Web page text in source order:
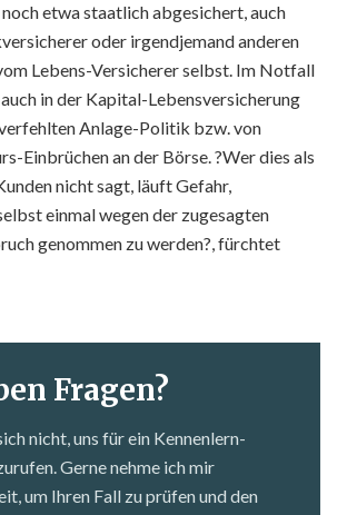
etwa staatlich abgesichert, auch
oder irgendjemand anderen
Lebens-Versicherer selbst. Im Notfall
in der Kapital-Lebensversicherung
Anlage-Politik bzw. von
Einbrüchen an der Börse. ?Wer dies als
nicht sagt, läuft Gefahr,
einmal wegen der zugesagten
genommen zu werden?, fürchtet
Fragen?
nicht, uns für ein Kennenlern­
Gerne nehme ich mir
um Ihren Fall zu prüfen und den